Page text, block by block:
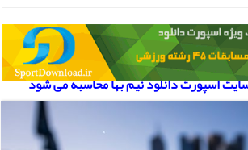
اسپورت دانلود نیم بها محاسبه می شود